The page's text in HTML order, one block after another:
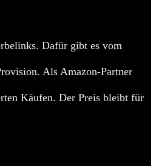
Dafür gibt es vom
Als Amazon-Partner
Käufen. Der Preis bleibt für